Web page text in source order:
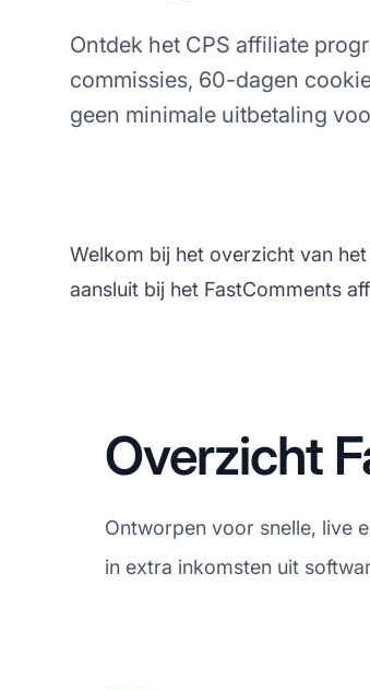
Ontdek het CPS affiliate
commissies, 60-dagen
geen minimale uitbetaling
Welkom bij het overzicht van
aansluit bij het FastComments
Overzicht
Ontworpen voor snelle, live
in extra inkomsten uit